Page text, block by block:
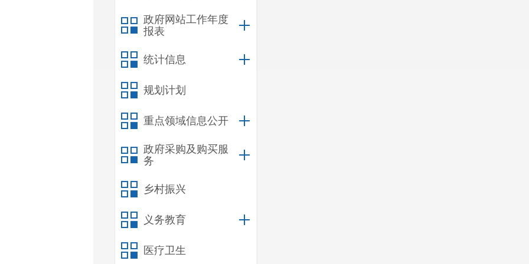
政府网站工作年度
报表
统计信息
规划计划
重点领域信息公开
政府采购及购买服
务
乡村振兴
义务教育
医疗卫生